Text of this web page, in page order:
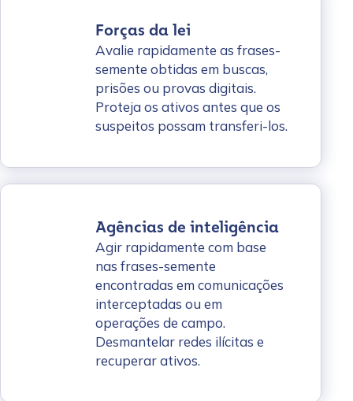
Forças da lei
Avalie rapidamente as frases-
semente obtidas em buscas,
prisões ou provas digitais.
Proteja os ativos antes que os
suspeitos possam transferi-los.
Agências de inteligência
Agir rapidamente com base
nas frases-semente
encontradas em comunicações
interceptadas ou em
operações de campo.
Desmantelar redes ilícitas e
recuperar ativos.